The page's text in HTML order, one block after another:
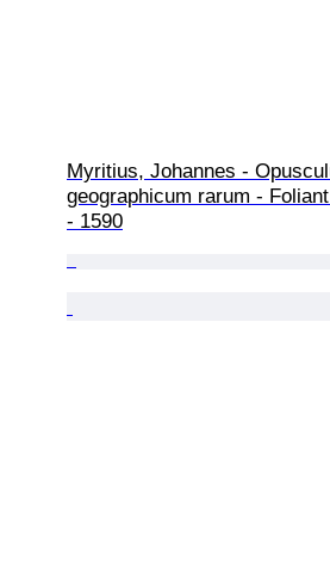
Myritius, Johannes -
geographicum rarum -
- 1590